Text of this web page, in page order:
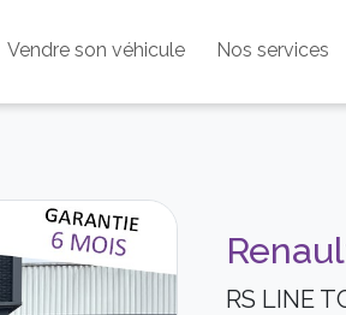
Vendre son véhicule Nos services
RS LINE